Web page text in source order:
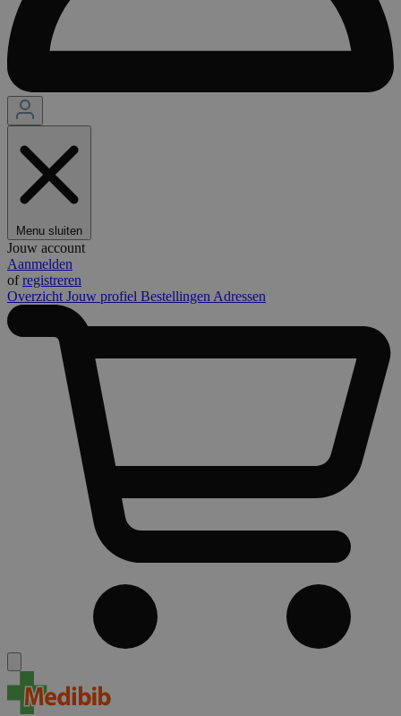
Menu sluiten
Jouw account
Aanmelden
ofregistreren
Overzicht Jouw profiel Bestellingen Adressen